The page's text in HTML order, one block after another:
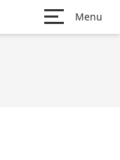
Menu